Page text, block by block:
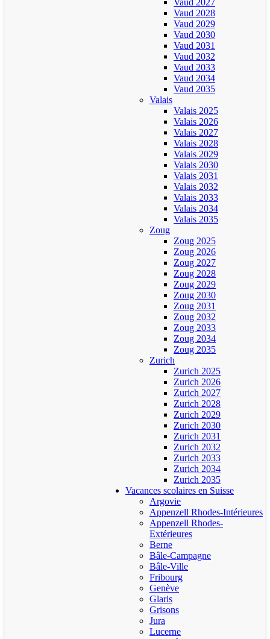
Vaud 2027
Vaud 2028
Vaud 2029
Vaud 2030
Vaud 2031
Vaud 2032
Vaud 2033
Vaud 2034
Vaud 2035
Valais
Valais 2025
Valais 2026
Valais 2027
Valais 2028
Valais 2029
Valais 2030
Valais 2031
Valais 2032
Valais 2033
Valais 2034
Valais 2035
Zoug
Zoug 2025
Zoug 2026
Zoug 2027
Zoug 2028
Zoug 2029
Zoug 2030
Zoug 2031
Zoug 2032
Zoug 2033
Zoug 2034
Zoug 2035
Zurich
Zurich 2025
Zurich 2026
Zurich 2027
Zurich 2028
Zurich 2029
Zurich 2030
Zurich 2031
Zurich 2032
Zurich 2033
Zurich 2034
Zurich 2035
Vacances scolaires en Suisse
Argovie
Appenzell Rhodes-Intérieures
Appenzell Rhodes-
Extérieures
Berne
Bâle-Campagne
Bâle-Ville
Fribourg
Genève
Glaris
Grisons
Jura
Lucerne